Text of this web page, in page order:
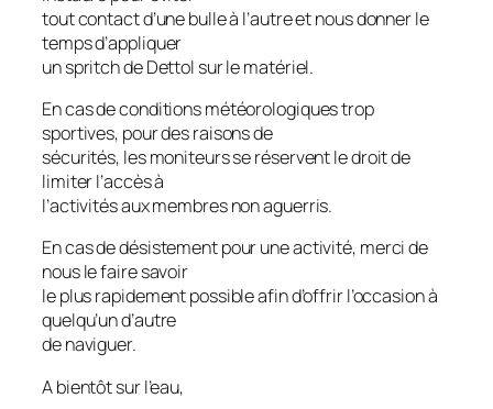
tout contact d’une bulle à l’autre et nous donner le
temps d’appliquer
un spritch de Dettol sur le matériel.
En cas de conditions météorologiques trop
sportives, pour des raisons de
sécurités, les moniteurs se réservent le droit de
limiter l’accès à
l’activités aux membres non aguerris.
En cas de désistement pour une activité, merci de
nous le faire savoir
le plus rapidement possible afin d’offrir l’occasion à
quelqu’un d’autre
de naviguer.
A bientôt sur l’eau,